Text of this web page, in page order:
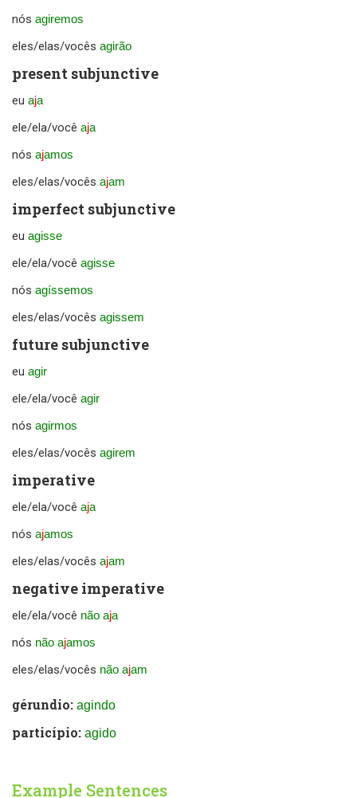
nós agiremos
eles/elas/vocês agirão
present subjunctive
eu aja
ele/ela/você aja
nós ajamos
eles/elas/vocês ajam
imperfect subjunctive
eu agisse
ele/ela/você agisse
nós agíssemos
eles/elas/vocês agissem
future subjunctive
eu agir
ele/ela/você agir
nós agirmos
eles/elas/vocês agirem
imperative
ele/ela/você aja
nós ajamos
eles/elas/vocês ajam
negative imperative
ele/ela/você não aja
nós não ajamos
eles/elas/vocês não ajam
gérundio: agindo
particípio: agido
Example Sentences